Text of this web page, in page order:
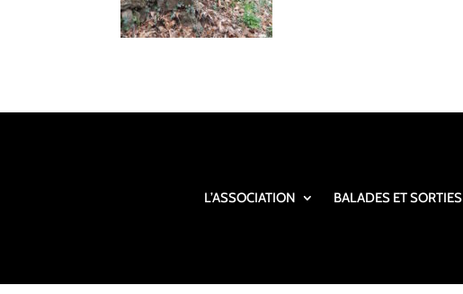
L’ASSOCIATION BALADES ET SORTIES